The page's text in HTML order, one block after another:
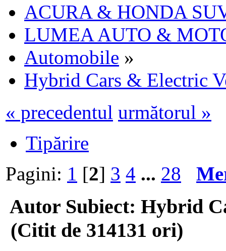
ACURA & HONDA
LUMEA AUTO &
Automobile »
Hybrid Cars & Electric
« precedentul următorul »
Tipărire
Pagini: 1 [2] 3 4 ... 28
Autor Subiect: Hybrid
(Citit de 314131 ori)